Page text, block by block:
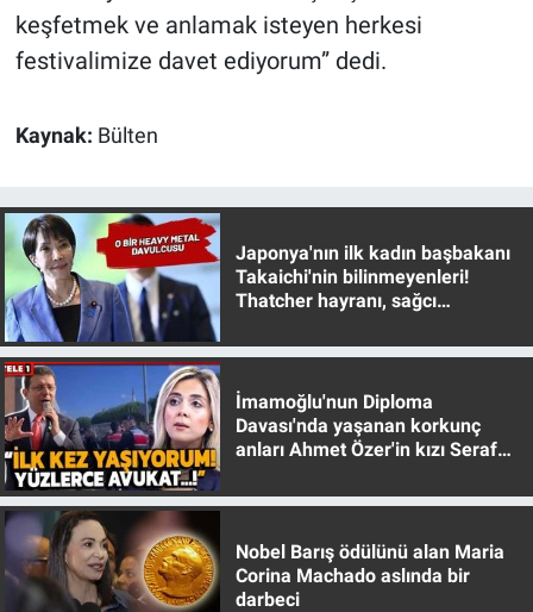
keşfetmek ve anlamak isteyen herkesi
festivalimize davet ediyorum” dedi.
Kaynak: Bülten
Japonya'nın ilk kadın başbakanı
Takaichi'nin bilinmeyenleri!
Thatcher hayranı, sağcı
İmamoğlu'nun Diploma
Davası'nda yaşanan korkunç
anları Ahmet Özer'in kızı Seraf
Nobel Barış ödülünü alan Maria
Corina Machado aslında bir
darbeci